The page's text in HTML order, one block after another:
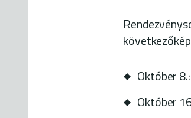
Október
Október